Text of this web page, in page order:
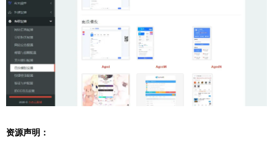
资源声明：